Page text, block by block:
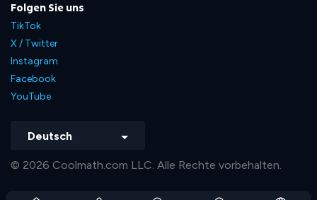
Folgen Sie uns
TikTok
X / Twitter
Instagram
Facebook
YouTube
Deutsch
© 2026 Coolmath.com LLC. Alle Rechte vorbehalten.